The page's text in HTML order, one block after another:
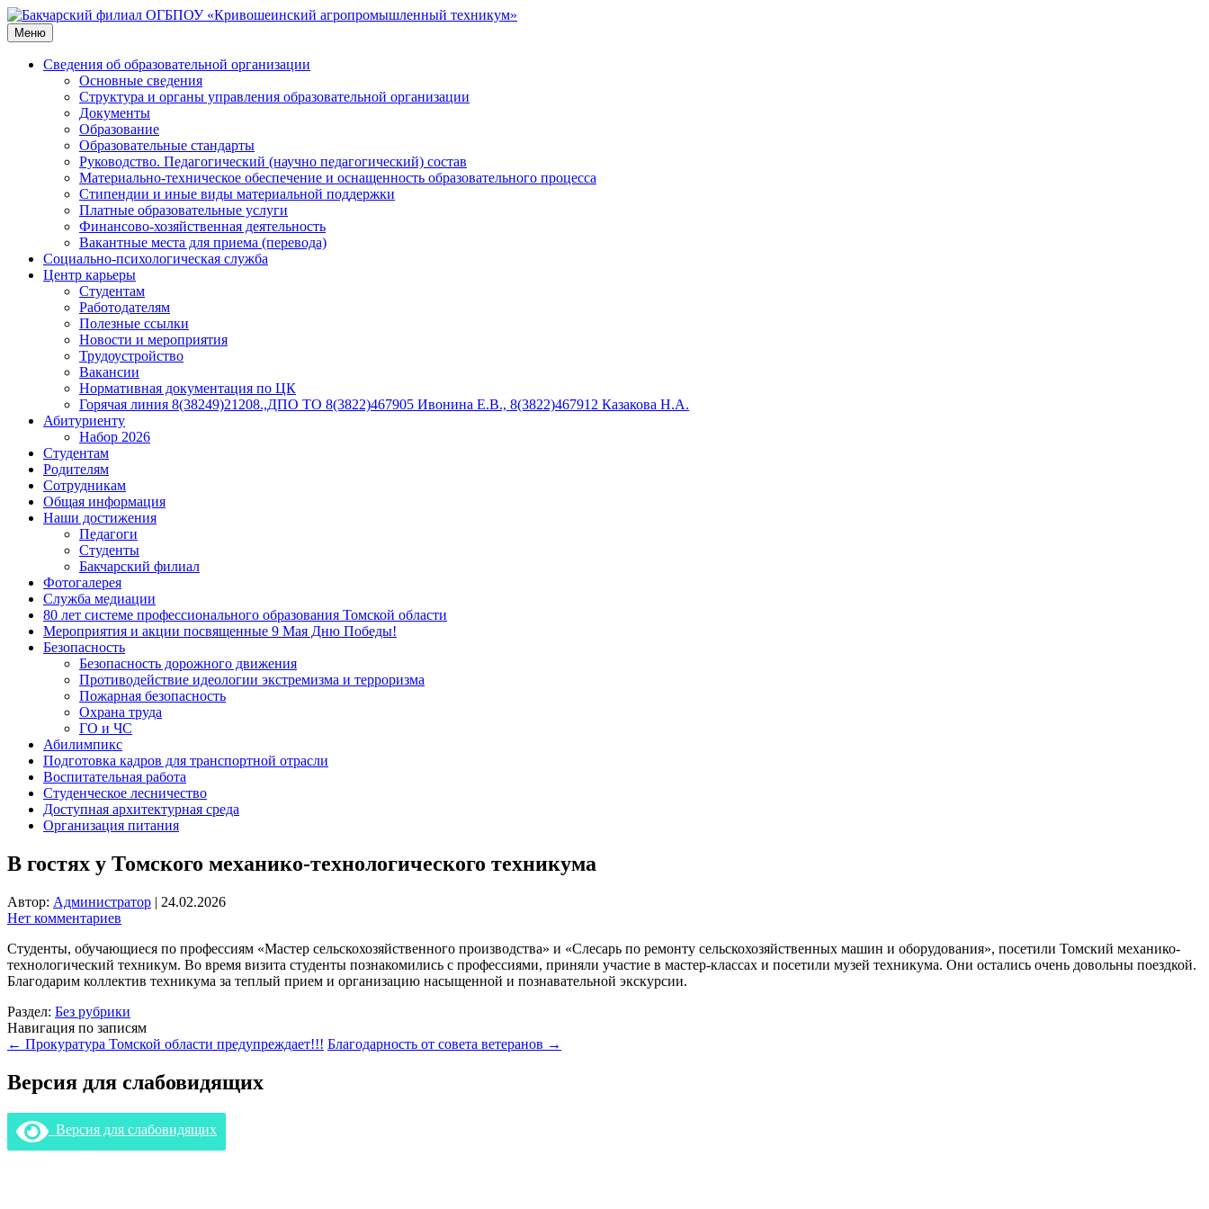
Перейти
к
содержимому
Меню
Сведения об образовательной организации
Основные сведения
Структура и органы управления образовательной организации
Документы
Образование
Образовательные стандарты
Руководство. Педагогический (научно педагогический) состав
Материально-техническое обеспечение и оснащенность образовательного процесса
Стипендии и иные виды материальной поддержки
Платные образовательные услуги
Финансово-хозяйственная деятельность
Вакантные места для приема (перевода)
Социально-психологическая служба
Центр карьеры
Студентам
Работодателям
Полезные ссылки
Новости и мероприятия
Трудоустройство
Вакансии
Нормативная документация по ЦК
Горячая линия 8(38249)21208.,ДПО ТО 8(3822)467905 Ивонина Е.В., 8(3822)467912 Казакова Н.А.
Абитуриенту
Набор 2026
Студентам
Родителям
Сотрудникам
Общая информация
Наши достижения
Педагоги
Студенты
Бакчарский филиал
Фотогалерея
Служба медиации
80 лет системе профессионального образования Томской области
Мероприятия и акции посвященные 9 Мая Дню Победы!
Безопасность
Безопасность дорожного движения
Противодействие идеологии экстремизма и терроризма
Пожарная безопасность
Охрана труда
ГО и ЧС
Абилимпикс
Подготовка кадров для транспортной отрасли
Воспитательная работа
Студенческое лесничество
Доступная архитектурная среда
Организация питания
В гостях у Томского механико-технологического техникума
Автор: Администратор | 24.02.2026
Нет комментариев
Студенты, обучающиеся по профессиям «Мастер сельскохозяйственного производства» и «Слесарь по ремонту сельскохозяйственных машин и оборудования», посетили Томский механико-
технологический техникум. Во время визита студенты познакомились с профессиями, приняли участие в мастер-классах и посетили музей техникума. Они остались очень довольны поездкой.
Благодарим коллектив техникума за теплый прием и организацию насыщенной и познавательной экскурсии.
Раздел: Без рубрики
Навигация по записям
← Прокуратура Томской области предупреждает!!! Благодарность от совета ветеранов →
Версия для слабовидящих
Версия для слабовидящих